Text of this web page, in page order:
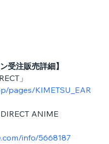
受注販売詳細】
」
pages/KIMETSU_EAR
ANIME
info/5668187